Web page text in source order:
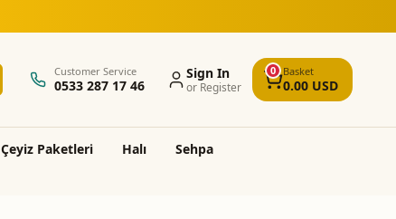
Customer Service
0533 287 17 46
Sign In
or Register
0 Basket
0.00USD
Çeyi̇z Paketleri̇ Halı Sehpa